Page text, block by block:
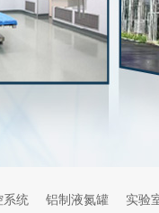
系统 铝制液氮罐 实验